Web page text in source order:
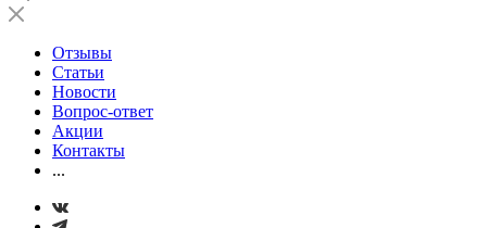
Отзывы
Статьи
Новости
Вопрос-ответ
Акции
Контакты
...